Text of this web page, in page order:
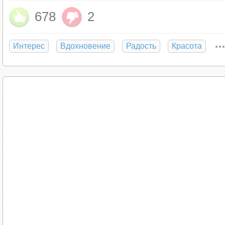
678 2
Интерес Вдохновение Радость Красота